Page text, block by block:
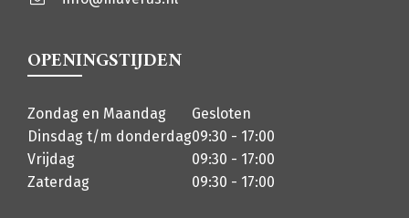
OPENINGSTIJDEN
Zondag en Maandag
Gesloten
Dinsdag t/m donderdag09:30 - 17:00
Vrijdag
09:30 - 17:00
Zaterdag
09:30 - 17:00